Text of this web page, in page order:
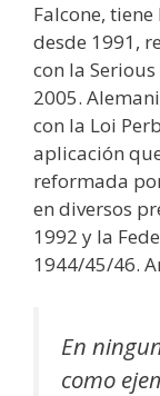
Falcone,
desde 1991,
con la
2005.
con la Loi
aplicación
reformada
en diversos
1992 y la
1944/45/46.
En
como